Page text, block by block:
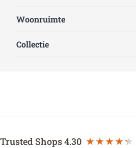
Woonruimte
Collectie
Trusted Shops4.30